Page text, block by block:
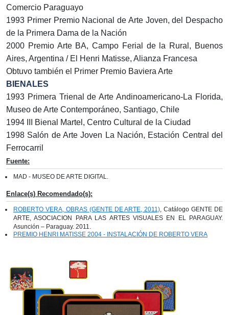
Comercio Paraguayo
1993 Primer Premio Nacional de Arte Joven, del Despacho
de la Primera Dama de la Nación
2000 Premio Arte BA, Campo Ferial de la Rural, Buenos
Aires, Argentina / El Henri Matisse, Alianza Francesa
Obtuvo también el Primer Premio Baviera Arte
BIENALES
1993 Primera Trienal de Arte Andinoamericano-La Florida,
Museo de Arte Contemporáneo, Santiago, Chile
1994 III Bienal Martel, Centro Cultural de la Ciudad
1998 Salón de Arte Joven La Nación, Estación Central del
Ferrocarril
Fuente:
MAD - MUSEO DE ARTE DIGITAL.
Enlace(s) Recomendado(s):
ROBERTO VERA, OBRAS (GENTE DE ARTE, 2011), Catálogo GENTE DE
ARTE, ASOCIACION PARA LAS ARTES VISUALES EN EL PARAGUAY.
Asunción – Paraguay. 2011.
PREMIO HENRI MATISSE 2004 - INSTALACIÓN DE ROBERTO VERA